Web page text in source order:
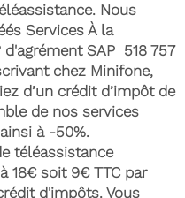
Nous
Services À la
d'agrément SAP 518 757
chez Minifone,
d’un crédit d’impôt de
de nos services
à -50%.
téléassistance
18€ soit 9€ TTC par
d'impôts. Vous